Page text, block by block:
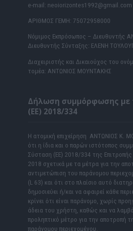
e-mail: neoiorizontes1992@gmail.com
ΑΡΙΘΜΟΣ ΓΕΜΗ: 75072958000
Νόμιμος Εκπρόσωπος – Διευθυντής
Διευθυντής Σύνταξης: ΕΛΕΝΗ
Διαχειριστής και Δικαιούχος του
τομέα: ΑΝΤΩΝΙΟΣ ΜΟΥΝΤΑΚΗΣ
Δήλωση συμμόρφωσης με
(ΕΕ) 2018/334
Η ατομική επιχείρηση ΑΝΤΩΝΙΟΣ Κ.
ότι η ίδια και ο παρών ιστότοπος
Σύσταση (ΕΕ) 2018/334 της
2018 σχετικά με τα μέτρα για την
αντιμετώπιση του παράνομου
(L 63) και ότι στο πλαίσιο αυτό
δημοσιεύει ή/και να αφαιρεί κάθε
κρίνει ότι είναι παράνομο, χωρίς
άδεια του χρήστη, καθώς και να
προληπτικό μέτρο για την αποτροπή
παράνομου περιεχομένου.